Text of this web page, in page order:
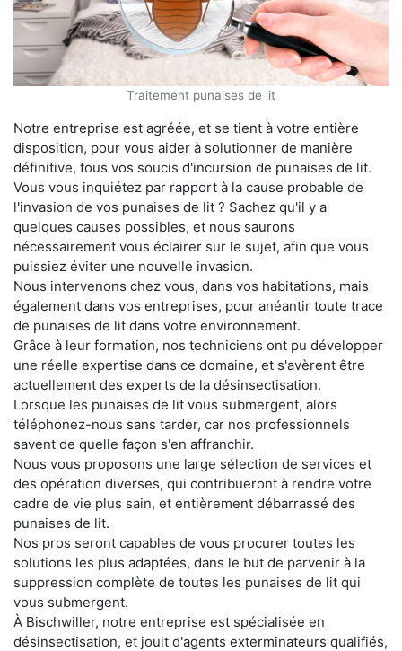
Traitement punaises de lit
Notre entreprise est agréée, et se tient à votre entière
disposition, pour vous aider à solutionner de manière
définitive, tous vos soucis d'incursion de punaises de lit.
Vous vous inquiétez par rapport à la cause probable de
l'invasion de vos punaises de lit ? Sachez qu'il y a
quelques causes possibles, et nous saurons
nécessairement vous éclairer sur le sujet, afin que vous
puissiez éviter une nouvelle invasion.
Nous intervenons chez vous, dans vos habitations, mais
également dans vos entreprises, pour anéantir toute trace
de punaises de lit dans votre environnement.
Grâce à leur formation, nos techniciens ont pu développer
une réelle expertise dans ce domaine, et s'avèrent être
actuellement des experts de la désinsectisation.
Lorsque les punaises de lit vous submergent, alors
téléphonez-nous sans tarder, car nos professionnels
savent de quelle façon s'en affranchir.
Nous vous proposons une large sélection de services et
des opération diverses, qui contribueront à rendre votre
cadre de vie plus sain, et entièrement débarrassé des
punaises de lit.
Nos pros seront capables de vous procurer toutes les
solutions les plus adaptées, dans le but de parvenir à la
suppression complète de toutes les punaises de lit qui
vous submergent.
À Bischwiller, notre entreprise est spécialisée en
désinsectisation, et jouit d'agents exterminateurs qualifiés,